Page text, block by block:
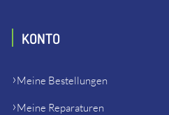
KONTO
Meine Bestellungen
Meine Reparaturen